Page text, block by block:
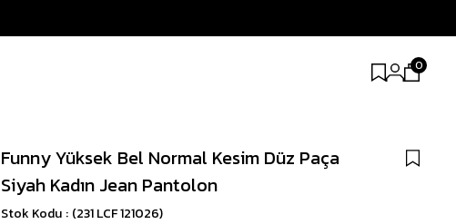
0
Funny Yüksek Bel Normal Kesim Düz Paça
Siyah Kadın Jean Pantolon
Stok Kodu (231 LCF 121026)